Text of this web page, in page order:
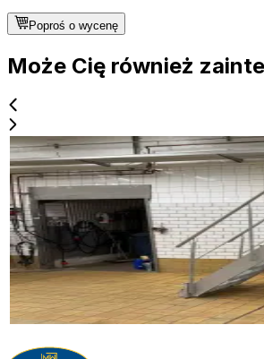
Poproś o wycenę
Może Cię również
Używane
STAIR / PLATFORM
ID NR3272
220 x 75 x 290 cm
Platforma ze stali nierdzewnej do
Szczegóły
Poproś o wycenę